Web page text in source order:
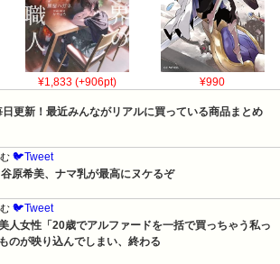
¥1,833 (+906pt) ¥990
更新！最近みんながリアルに買っている商品まとめ
🐦Tweet
谷原希美、ナマ乳が最高にヌケるぞ
🐦Tweet
人女性「20歳でアルファードを一括で買っちゃう私っ
のが映り込んでしまい、終わる